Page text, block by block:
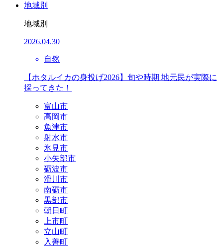
地域別
地域別
2026.04.30
自然
【ホタルイカの身投げ2026】旬や時期 地元民が実際に
採ってきた！
富山市
高岡市
魚津市
射水市
氷見市
小矢部市
砺波市
滑川市
南砺市
黒部市
朝日町
上市町
立山町
入善町